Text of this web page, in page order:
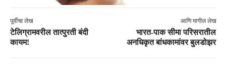
पूर्वीचा लेख
टेलिग्रामवरील तात्पुरती बंदी
कायम!
आणि मागील लेख
भारत-पाक सीमा परिसरातील
अनधिकृत बांधकामांवर बुलडोझर